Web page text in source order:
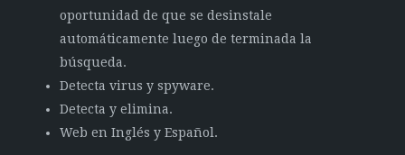
oportunidad de que se desinstale
automáticamente luego de terminada la
búsqueda.
Detecta virus y spyware.
Detecta y elimina.
Web en Inglés y Español.